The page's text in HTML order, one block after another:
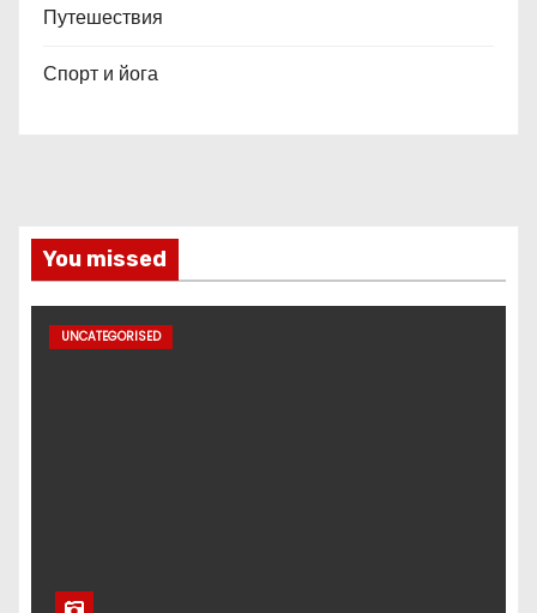
Путешествия
Спорт и йога
You missed
UNCATEGORISED